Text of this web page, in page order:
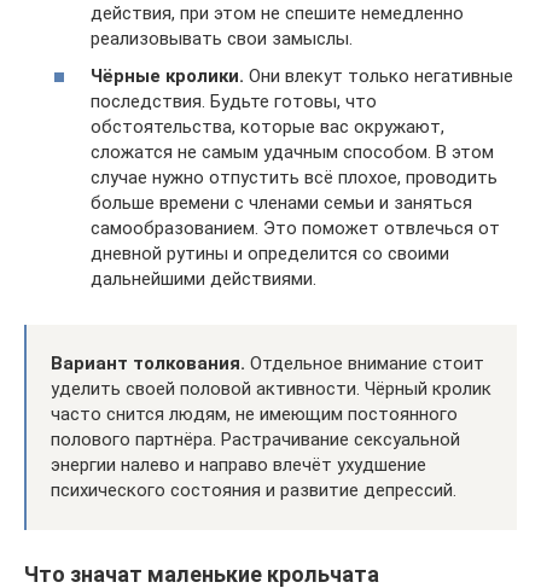
действия, при этом не спешите немедленно
реализовывать свои замыслы.
Чёрные кролики. Они влекут только негативные
последствия. Будьте готовы, что
обстоятельства, которые вас окружают,
сложатся не самым удачным способом. В этом
случае нужно отпустить всё плохое, проводить
больше времени с членами семьи и заняться
самообразованием. Это поможет отвлечься от
дневной рутины и определится со своими
дальнейшими действиями.
Вариант толкования. Отдельное внимание стоит
уделить своей половой активности. Чёрный кролик
часто снится людям, не имеющим постоянного
полового партнёра. Растрачивание сексуальной
энергии налево и направо влечёт ухудшение
психического состояния и развитие депрессий.
Что значат маленькие крольчата